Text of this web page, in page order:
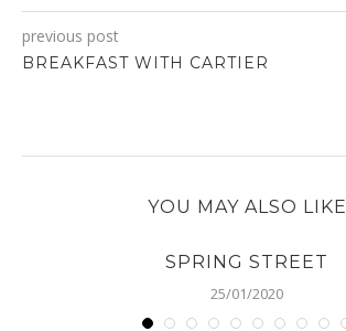
previous post
BREAKFAST WITH CARTIER
YOU MAY ALSO LIKE
SPRING STREET
25/01/2020